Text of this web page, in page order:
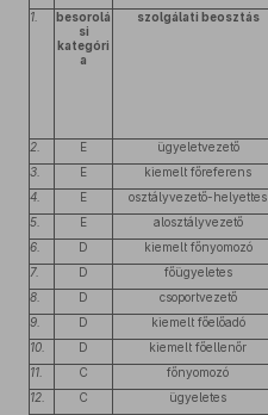
1.
besorolá
si
kategóri
a
szolgálati beosztás
2. E ügyeletvezető
3.
E kiemelt főreferens
4.
E osztályvezető-helyettes
5.
E alosztályvezető
6.
D kiemelt főnyomozó
7.
D főügyeletes
8.
D csoportvezető
9.
D kiemelt főelőadó
10.
D kiemelt főellenőr
11.
C főnyomozó
12.
C ügyeletes